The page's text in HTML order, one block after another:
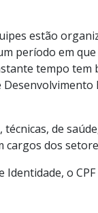
estão
período em
tempo tem
de
dos
o